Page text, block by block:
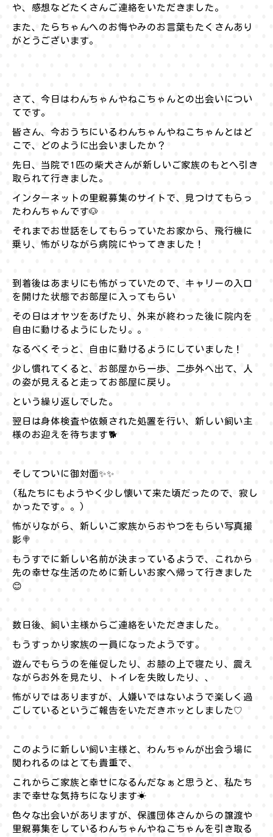
や、感想などたくさんご連絡をいただきました。
また、たらちゃんへのお悔やみのお言葉もたくさんあり
がとうございます。
さて、今日はわんちゃんやねこちゃんとの出会いについ
てです。
皆さん、今おうちにいるわんちゃんやねこちゃんとはど
こで、どのように出会いましたか？
先日、当院で1匹の柴犬さんが新しいご家族のもとへ引き
取られて行きました。
インターネットの里親募集のサイトで、見つけてもらっ
たわんちゃんです🐶
それまでお世話をしてもらっていたお家から、飛行機に
乗り、怖がりながら病院にやってきました！
到着後はあまりにも怖がっていたので、キャリーの入口
を開けた状態でお部屋に入ってもらい
その日はオヤツをあげたり、外来が終わった後に院内を
自由に動けるようにしたり。。
なるべくそっと、自由に動けるようにしていました！
少し慣れてくると、お部屋から一歩、二歩外へ出て、人
の姿が見えると走ってお部屋に戻り。
という繰り返しでした。
翌日は身体検査や依頼された処置を行い、新しい飼い主
様のお迎えを待ちます🐕
そしてついに御対面✨✨
(私たちにもようやく少し懐いて来た頃だったので、寂し
かったです。。)
怖がりながら、新しいご家族からおやつをもらい写真撮
影🍭
もうすでに新しい名前が決まっているようで、これから
先の幸せな生活のために新しいお家へ帰って行きました
😊
数日後、飼い主様からご連絡をいただきました。
もうすっかり家族の一員になったようです。
遊んでもらうのを催促したり、お膝の上で寝たり、震え
ながらお外を見たり、トイレを失敗したり、、
怖がりではありますが、人嫌いではないようで楽しく過
ごしているというご報告をいただきホッとしました♡
このように新しい飼い主様と、わんちゃんが出会う場に
関われるのはとても貴重で、
これからご家族と幸せになるんだなぁと思うと、私たち
まで幸せな気持ちになります☀︎
色々な出会いがありますが、保護団体さんからの譲渡や
里親募集をしているわんちゃんやねこちゃんを引き取る